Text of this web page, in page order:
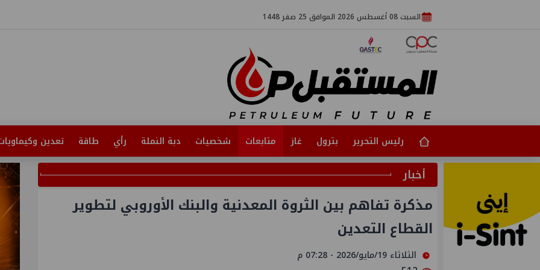
السبت 08 أغسطس 2026 الموافق 25 صفر 1448
رئيس التحرير بترول غاز متابعات شخصيات دبة النملة رأي طاقة تعدين
أخبار
مذكرة تفاهم بين الثروة المعدنية والبنك الأوروبي لتطوير
القطاع التعدين
الثلاثاء 19/مايو/2026 - 07:28 م